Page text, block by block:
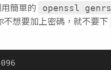
簡單的 openssl
不想要加上密碼，就不要下